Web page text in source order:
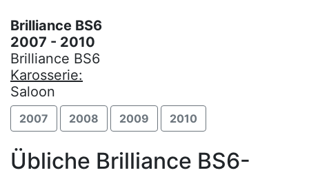
Brilliance BS6
2007 - 2010
Brilliance BS6
Karosserie:
Saloon
2007 2008 2009 2010
Übliche Brilliance BS6-